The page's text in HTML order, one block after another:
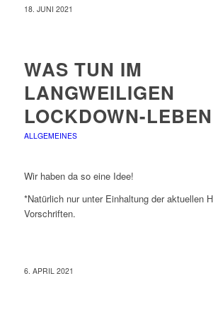
18. JUNI 2021
WAS TUN IM
LANGWEILIGEN
LOCKDOWN-
ALLGEMEINES
Wir haben da so eine Idee!
*Natürlich nur unter Einhaltung der aktuellen
Vorschriften.
6. APRIL 2021